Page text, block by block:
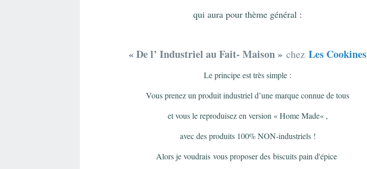
qui aura pour thème général :
« De l’ Industriel au Fait- Maison » chez Les Cookines
Le principe est très simple :
Vous prenez un produit industriel d’une marque connue de tous
et vous le reproduisez en version « Home Made« ,
avec des produits 100% NON-industriels !
Alors je voudrais vous proposer des biscuits pain d'épice